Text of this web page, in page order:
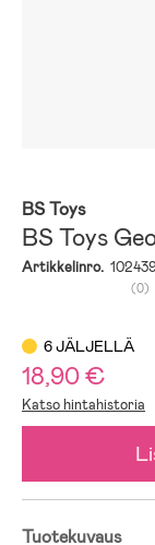
BS Toys
BS Toys
Artikkelinro.
(0)
6 JÄLJELLÄ
18,90 €
Katso hintahistoria
Tuotekuvaus